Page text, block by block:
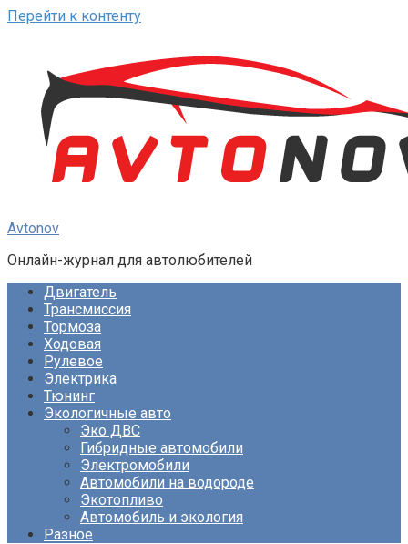
Перейти к контенту
Avtonov
Онлайн-журнал для автолюбителей
Двигатель
Трансмиссия
Тормоза
Ходовая
Рулевое
Электрика
Тюнинг
Экологичные авто
Эко ДВС
Гибридные автомобили
Электромобили
Автомобили на водороде
Экотопливо
Автомобиль и экология
Разное